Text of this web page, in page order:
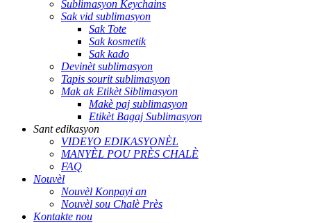
Sublimasyon Keychains
Sak vid sublimasyon
Sak Tote
Sak kosmetik
Sak kado
Devinèt sublimasyon
Tapis sourit sublimasyon
Mak ak Etikèt Siblimasyon
Makè paj sublimasyon
Etikèt Bagaj Sublimasyon
Sant edikasyon
VIDEYO EDIKASYONÈL
MANYÈL POU PRÈS CHALÈ
FAQ
Nouvèl
Nouvèl Konpayi an
Nouvèl sou Chalè Près
Kontakte nou